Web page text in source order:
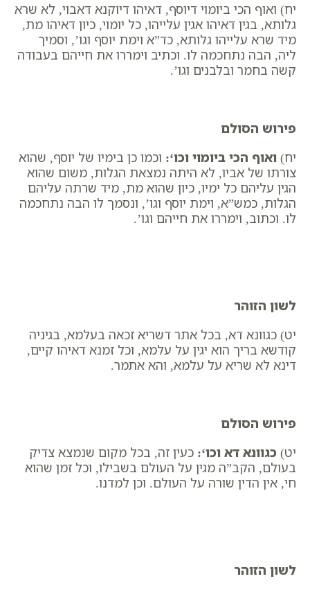
יח) ואוף הכי ביומוי דיוסף, דאיהו דיוקנא דאבוי, לא שרא
גלותא, בגין דאיהו אגין עלייהו, כל יומוי, כיון דאיהו מת,
מיד שרא עלייהו גלותא, כד”א וימת יוסף וגו’, וסמיך
ליה, הבה נתחכמה לו. וכתיב וימררו את חייהם בעבודה
קשה בחמר ובלבנים וגו’.
פירוש הסולם
יח) ואוף הכי ביומוי וכו‘: וכמו כן בימיו של יוסף, שהוא
צורתו של אביו, לא היתה נמצאת הגלות, משום שהוא
הגין עליהם כל ימיו, כיון שהוא מת, מיד שרתה עליהם
הגלות, כמש”א, ​וימת יוסף וגו’, ונסמך לו ​הבה נתחכמה
לו. וכתוב, ​וימררו את חייהם וגו’.
לשון הזוהר
יט) כגוונא דא, בכל אתר דשריא זכאה בעלמא, בגיניה
קודשא בריך הוא יגין על עלמא, וכל זמנא דאיהו קיים,
דינא לא שריא על עלמא, והא אתמר.
פירוש הסולם
יט) כגוונא דא וכו‘: כעין זה, בכל מקום שנמצא צדיק
בעולם, הקב”ה מגין על העולם בשבילו, וכל זמן שהוא
חי, אין הדין שורה על העולם. וכן למדנו.
לשון הזוהר